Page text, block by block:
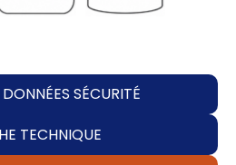
SÉCURITÉ
TECHNIQUE